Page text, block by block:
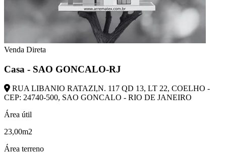
Venda Direta
Casa - SAO GONCALO-RJ
RUA LIBANIO RATAZI,N. 117 QD 13, LT 22, COELHO -
CEP: 24740-500, SAO GONCALO - RIO DE JANEIRO
Área útil
23,00m2
Área terreno